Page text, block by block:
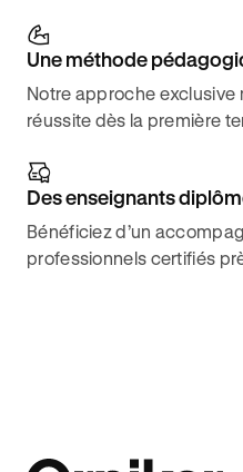
Une méthode
Notre approche
réussite dès la première
Des enseignants
Bénéficiez d’un
professionnels certifiés